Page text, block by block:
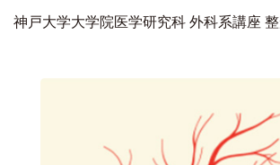
神戸大学大学院医学研究科 外科系講座